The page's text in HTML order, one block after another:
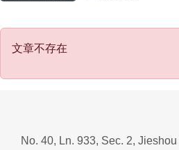
文章不存在
文章不存在
No. 40, Ln. 933, Sec. 2,